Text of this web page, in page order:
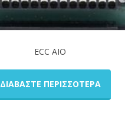
ECC AIO
ΔΙΑΒΆΣΤΕ ΠΕΡΙΣΣΌΤΕΡΑ